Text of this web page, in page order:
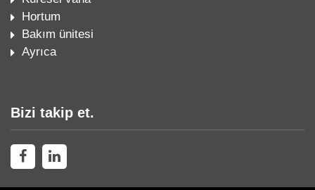
Hortum
Bakım ünitesi
Ayrıca
Bizi takip et.